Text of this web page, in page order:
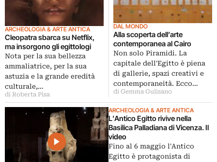
ARCHEOLOGIA & ARTE ANTICA
Cleopatra sbarca su Netflix,
ma insorgono gli egittologi
Nota per la sua bellezza
ammaliatrice, per la sua
astuzia e la grande eredità
culturale,…
di Roberta Pisa
DAL MONDO
Alla scoperta dell’arte
contemporanea al Cairo
Non solo Piramidi. La
capitale dell'Egitto è piena
di gallerie, spazi creativi e
contemporaneità. Ecco…
di Gemma Gulisano
ARCHEOLOGIA & ARTE ANTICA
L’Antico Egitto rivive nella
Basilica Palladiana di Vicenza. Il
video
Fino al 6 maggio l'Antico
Egitto è protagonista di